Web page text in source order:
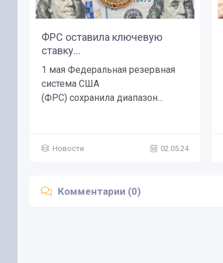
ФРС оставила ключевую
ставку...
1 мая Федеральная резервная
система США
(ФРС) сохранила диапазон...
Новости 02.05.24
Комментарии (0)